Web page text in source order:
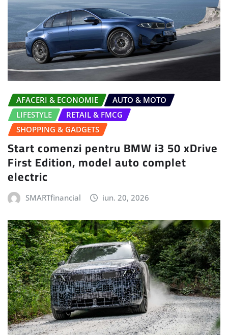
AFACERI & ECONOMIE
AUTO & MOTO
LIFESTYLE
RETAIL & FMCG
SHOPPING & GADGETS
Start comenzi pentru BMW i3 50 xDrive
First Edition, model auto complet
electric
SMARTfinancial iun. 20, 2026